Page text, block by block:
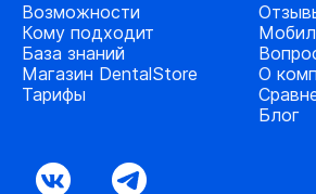
Возможности
Кому подходит
База знаний
Магазин DentalStore
Тарифы
О
Блог